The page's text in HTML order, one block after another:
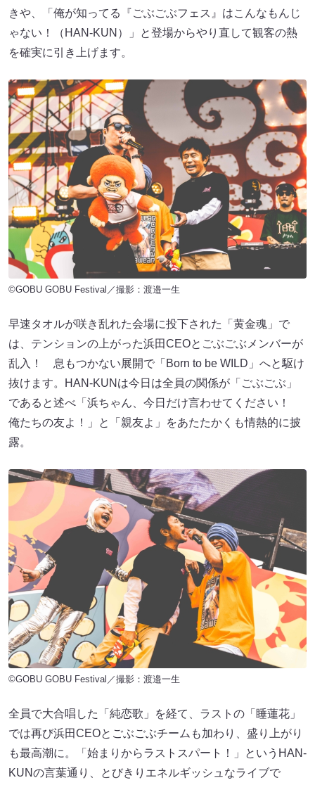
きや、「俺が知ってる『ごぶごぶフェス』はこんなもんじ
ゃない！（HAN-KUN）」と登場からやり直して観客の熱
を確実に引き上げます。
©GOBU GOBU Festival／撮影：渡邉一生
早速タオルが咲き乱れた会場に投下された「黄金魂」で
は、テンションの上がった浜田CEOとごぶごぶメンバーが
乱入！ 息もつかない展開で「Born to be WILD」へと駆け
抜けます。HAN-KUNは今日は全員の関係が「ごぶごぶ」
であると述べ「浜ちゃん、今日だけ言わせてください！
俺たちの友よ！」と「親友よ」をあたたかくも情熱的に披
露。
©GOBU GOBU Festival／撮影：渡邉一生
全員で大合唱した「純恋歌」を経て、ラストの「睡蓮花」
では再び浜田CEOとごぶごぶチームも加わり、盛り上がり
も最高潮に。「始まりからラストスパート！」というHAN-
KUNの言葉通り、とびきりエネルギッシュなライブで